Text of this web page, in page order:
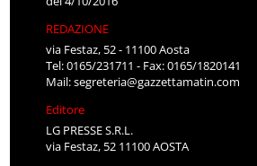
REDAZIONE
via Festaz, 52 - 11100 Aosta
Tel: 0165/231711 - Fax: 0165/1820141
Mail:segreteria@gazzettamatin.com
Editore
LG PRESSE S.R.L.
via Festaz, 52 11100 AOSTA